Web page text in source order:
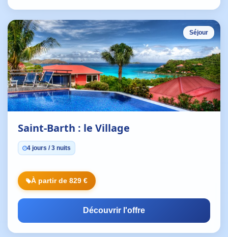
Séjour
Saint-Barth : le Village
4 jours / 3 nuits
À partir de 829 €
Découvrir l'offre